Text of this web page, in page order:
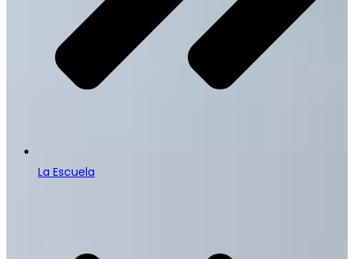
La Escuela